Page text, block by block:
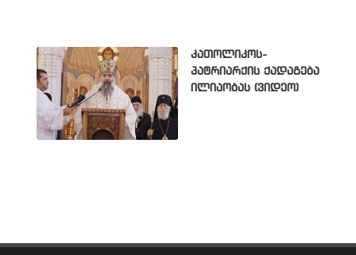
კათოლიკოს-
პატრიარქის ქადაგება
ილიაობას (ვიდეო)